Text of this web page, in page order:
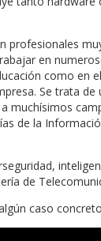
profesionales
en
como en
Se trata de
muchísimos
de la
de
caso